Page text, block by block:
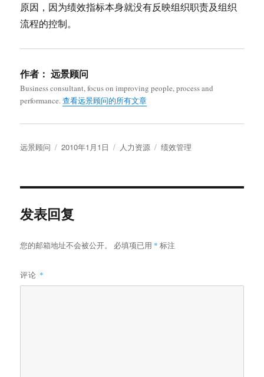
原因，因为绩效指标本身就没有反映组织职责及组织
流程的控制。
作者： 远景顾问
Business consultant, focus on improving people, process and
performance.查看远景顾问的所有文章
作
远景顾问
发
2010年1月1日
分
人力资源
标
绩效管理
发表回复
您的邮箱地址不会被公开。 必填项已用 * 标注
评论 *